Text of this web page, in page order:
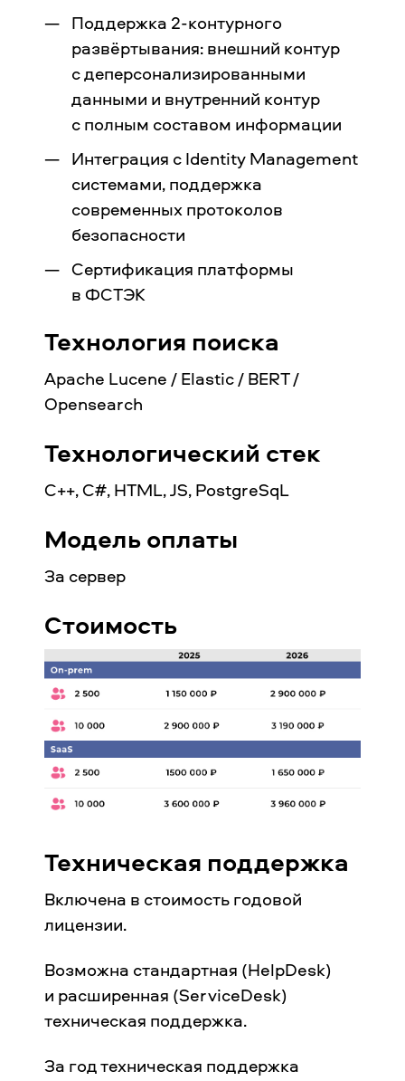
Поддержка 2-контурного
развёртывания: внешний контур
с деперсонализированными
данными и внутренний контур
с полным составом информации
Интеграция с Identity Management
системами, поддержка
современных протоколов
безопасности
Сертификация платформы
в ФСТЭК
Технология поиска
Apache Lucene / Elastic / BERT /
Opensearch
Технологический стек
C++, C#, HTML, JS, PostgreSqL
Модель оплаты
За сервер
Стоимость
Техническая поддержка
Включена в стоимость годовой
лицензии.
Возможна стандартная (HelpDesk)
и расширенная (ServiceDesk)
техническая поддержка.
За год техническая поддержка